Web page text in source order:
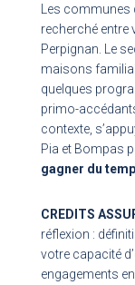
Les communes
recherché entre
Perpignan. Le
maisons
quelques
primo-
contexte,
Pia et Bompas
gagner du
CREDITS
réflexion :
votre capacité
engagements